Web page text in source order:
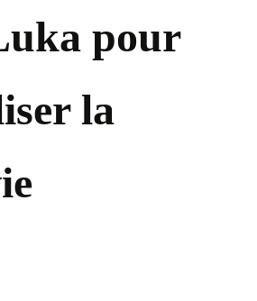
pour
la